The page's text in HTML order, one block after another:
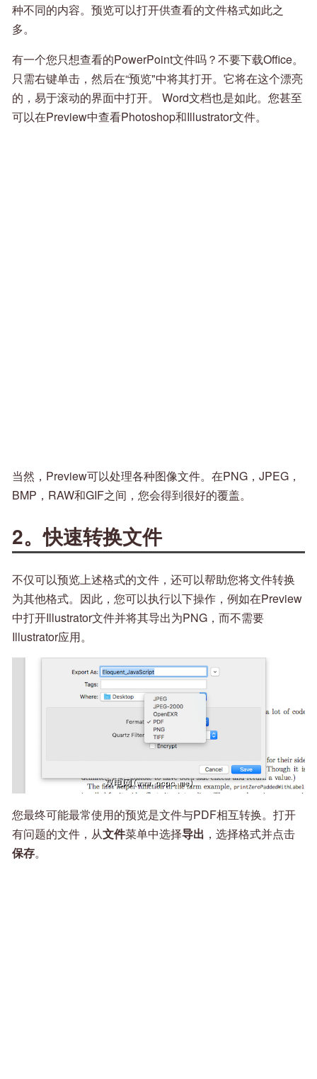
种不同的内容。预览可以打开供查看的文件格式如此之
多。
有一个您只想查看的PowerPoint文件吗？不要下载Office。
只需右键单击，然后在“预览"中将其打开。它将在这个漂亮
的，易于滚动的界面中打开。 Word文档也是如此。您甚至
可以在Preview中查看Photoshop和Illustrator文件。
当然，Preview可以处理各种图像文件。在PNG，JPEG，
BMP，RAW和GIF之间，您会得到很好的覆盖。
2。快速转换文件
不仅可以预览上述格式的文件，还可以帮助您将文件转换
为其他格式。因此，您可以执行以下操作，例如在Preview
中打开Illustrator文件并将其导出为PNG，而不需要
Illustrator应用。
您最终可能最常使用的预览是文件与PDF相互转换。打开
有问题的文件，从文件菜单中选择导出 ，选择格式并点击
保存。